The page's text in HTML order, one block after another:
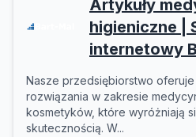
Artykuły
higieniczne |
internetowy
Nasze przedsiębiorstwo
rozwiązania w zakresie
kosmetyków, które wyróżniają
skutecznością. W...